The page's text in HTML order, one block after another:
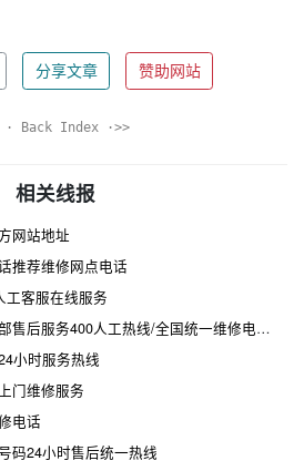
分享文章 赞助网站
· Back Index ·>>
相关线报
网站地址
推荐维修网点电话
工客服在线服务
后服务400人工热线/全国统一维修电话是多少
小时服务热线
门维修服务
电话
码24小时售后统一热线